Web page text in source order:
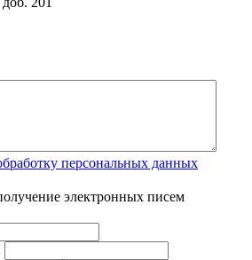
персональных данных
электронных писем